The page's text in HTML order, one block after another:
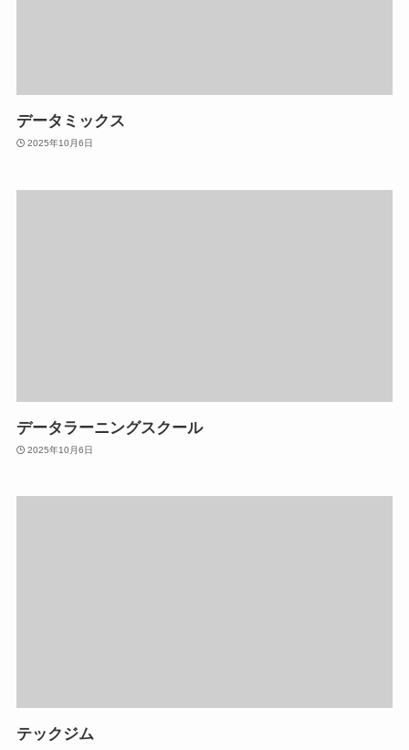
データミックス
2025年10月6日
データラーニングスクール
2025年10月6日
テックジム